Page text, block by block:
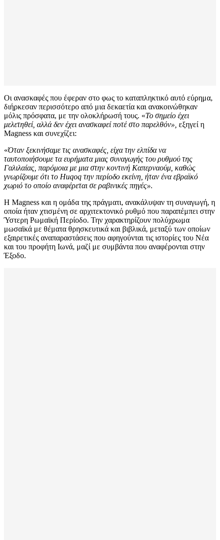
Οι ανασκαφές που έφεραν στο φως το καταπληκτικό αυτό εύρημα,
διήρκεσαν περισσότερο από μια δεκαετία και ανακοινώθηκαν
μόλις πρόσφατα, με την ολοκλήρωσή τους. «Το σημείο έχει
μελετηθεί, αλλά δεν έχει ανασκαφεί ποτέ στο παρελθόν», εξηγεί η
Magness και συνεχίζει:
«Όταν ξεκινήσαμε τις ανασκαφές, είχα την ελπίδα να
ταυτοποιήσουμε τα ευρήματα μιας συναγωγής του ρυθμού της
Γαλιλαίας, παρόμοια με μια στην κοντινή Καπερναούμ, καθώς
γνωρίζουμε ότι το Huqoq την περίοδο εκείνη, ήταν ένα εβραϊκό
χωριό το οποίο αναφέρεται σε ραβινικές πηγές».
Η Magness και η ομάδα της πράγματι, ανακάλυψαν τη συναγωγή, η
οποία ήταν χτισμένη σε αρχιτεκτονικό ρυθμό που παραπέμπει στην
Ύστερη Ρωμαϊκή Περίοδο. Την χαρακτηρίζουν πολύχρωμα
μωσαϊκά με θέματα θρησκευτικά και βιβλικά, μεταξύ των οποίων
εξαιρετικές αναπαραστάσεις που αφηγούνται τις ιστορίες του Νέα
και του προφήτη Ιωνά, μαζί με συμβάντα που αναφέρονται στην
Έξοδο.